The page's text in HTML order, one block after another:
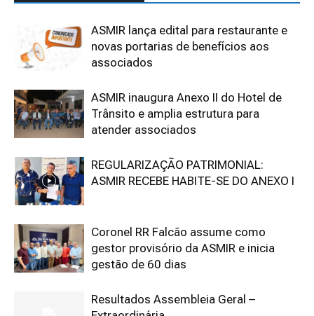
ASMIR lança edital para restaurante e
novas portarias de benefícios aos
associados
ASMIR inaugura Anexo II do Hotel de
Trânsito e amplia estrutura para
atender associados
REGULARIZAÇÃO PATRIMONIAL:
ASMIR RECEBE HABITE-SE DO ANEXO I
Coronel RR Falcão assume como
gestor provisório da ASMIR e inicia
gestão de 60 dias
Resultados Assembleia Geral –